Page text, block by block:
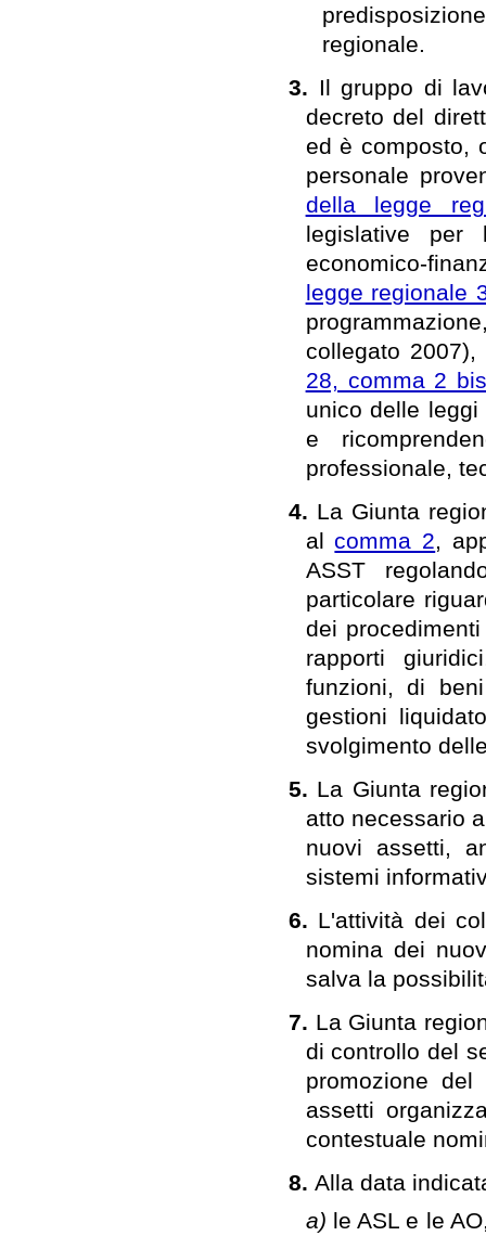
regionale.
3. Il gruppo di
decreto del
ed è composto,
personale
della legge
legislative per
economico-
legge regionale
collegato
28, comma 2
unico delle
e
professionale,
4. La Giunta
alcomma 2,
ASST
particolare
dei
rapporti
funzioni, di
gestioni
svolgimento
5. La Giunta
atto necessario
nuovi assetti,
sistemi
6. L'attività dei
nomina dei
salva la
7. La Giunta
di controllo del
promozione del
assetti
contestuale
8. Alla data
a) le ASL e le